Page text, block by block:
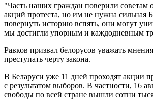
"Часть наших граждан поверили советам
акций протеста, но им не нужна сильная
повернуть историю вспять, они могут
мы достигли упорным и каждодневным
Равков призвал белорусов уважать
преступать черту закона.
В Беларуси уже 11 дней проходят акции
с результатом выборов. В частности, 16
свободы по всей стране вышли сотни